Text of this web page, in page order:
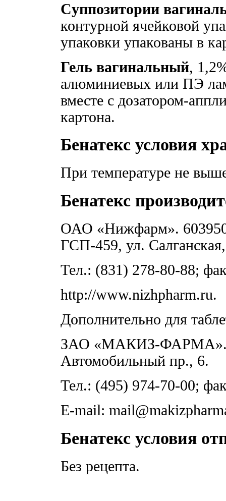
Cуппозитории
контурной ячейковой
упаковки упакованы в
Гель вагинальный,
алюминиевых или ПЭ
вместе с дозатором-
картона.
Бенатекс условия
При температуре не
Бенатекс
ОАО «Нижфарм».
ГСП-459, ул.
Тел.: (831) 278-80-88;
http://www.nizhpharm.ru.
Дополнительно для
ЗАО «МАКИЗ-ФАРМА».
Автомобильный пр., 6.
Тел.: (495) 974-70-00;
E-mail:
Бенатекс условия
Без рецепта.